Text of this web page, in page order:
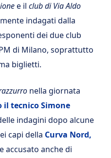
e il club di Via Aldo
indagati dalla
dei due club
di Milano, soprattutto
biglietti.
nella giornata
il tecnico Simone
indagini dopo alcune
capi della Curva Nord,
accusato anche di